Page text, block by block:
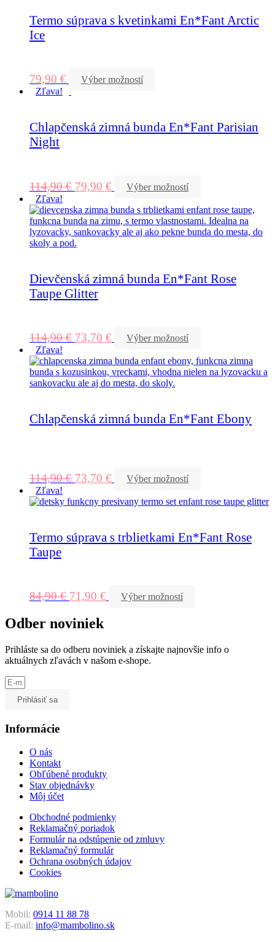
Termo súprava s kvetinkami En*Fant Arctic
Ice
79,90 €
Výber možností
Zľava!
Chlapčenská zimná bunda En*Fant Parisian
Night
114,90€ 79,90 €
Výber možností
Zľava!
Dievčenská zimná bunda En*Fant Rose
Taupe Glitter
114,90€ 73,70 €
Výber možností
Zľava!
Chlapčenská zimná bunda En*Fant Ebony
114,90€ 73,70 €
Výber možností
Zľava!
Termo súprava s trblietkami En*Fant Rose
Taupe
84,90€ 71,90 € Výber možností
Odber noviniek
Prihláste sa do odberu noviniek a získajte najnovšie info o
aktuálnych zľavách v našom e-shope.
Prihlásiť sa
Informácie
O nás
Kontakt
Obľúbené produkty
Stav objednávky
Môj účet
Obchodné podmienky
Reklamačný poriadok
Formulár na odstúpenie od zmluvy
Reklamačný formulár
Ochrana osobných údajov
Cookies
Mobil: 0914 11 88 78
E-mail: info@mambolino.sk